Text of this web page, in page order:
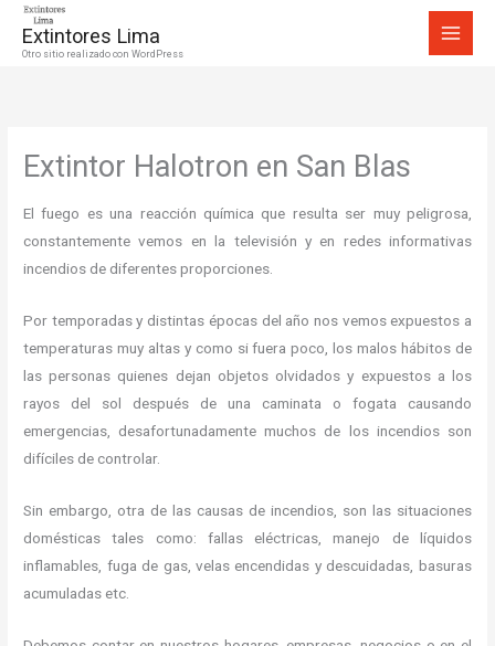
Extintores Lima
Otro sitio realizado con WordPress
Extintor Halotron en San Blas
El fuego es una reacción química que resulta ser muy peligrosa,
constantemente vemos en la televisión y en redes informativas
incendios de diferentes proporciones.
Por temporadas y distintas épocas del año nos vemos expuestos a
temperaturas muy altas y como si fuera poco, los malos hábitos de
las personas quienes dejan objetos olvidados y expuestos a los
rayos del sol después de una caminata o fogata causando
emergencias, desafortunadamente muchos de los incendios son
difíciles de controlar.
Sin embargo, otra de las causas de incendios, son las situaciones
domésticas tales como: fallas eléctricas, manejo de líquidos
inflamables, fuga de gas, velas encendidas y descuidadas, basuras
acumuladas etc.